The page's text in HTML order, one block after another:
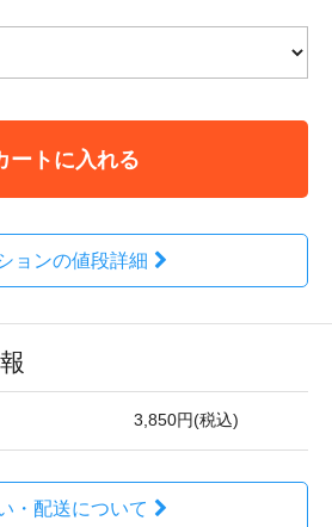
ートに入れる
ョンの値段詳細
3,850円(税込)
・配送について